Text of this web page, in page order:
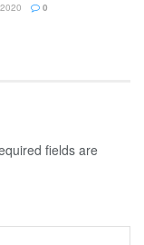
0
fields are